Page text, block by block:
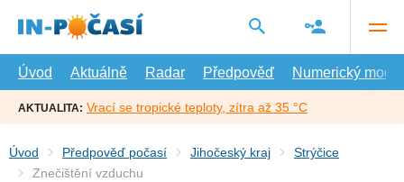
hlavní
Úvod
Aktuálně Radar Předpověď Numerický model
AKTUALITA: Vrací se tropické teploty, zítra až 35 °C
Úvod Předpověď počasí Jihočeský kraj
Strýčice
Znečištění vzduchu